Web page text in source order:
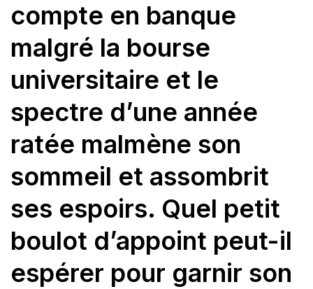
compte en banque
malgré la bourse
universitaire et le
spectre d’une année
ratée malmène son
sommeil et assombrit
ses espoirs. Quel petit
boulot d’appoint peut-il
espérer pour garnir son